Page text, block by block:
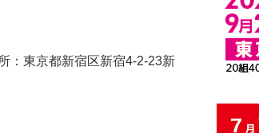
：東京都新宿区新宿4-2-23新